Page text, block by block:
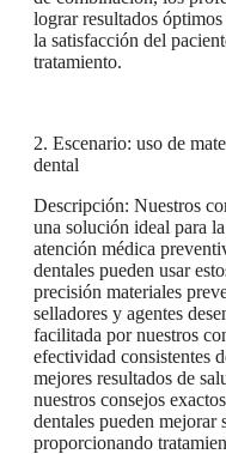
lograr resultados
la satisfacción del
tratamiento.
2. Escenario: uso de
dental
Descripción: Nuestros
una solución ideal para
atención médica
dentales pueden usar
precisión materiales
selladores y agentes
facilitada por nuestros
efectividad consistentes
mejores resultados de
nuestros consejos
dentales pueden mejorar
proporcionando